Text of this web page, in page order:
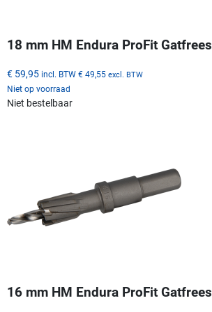
18 mm HM Endura ProFit Gatfrees
€ 59,95 incl. BTW € 49,55 excl. BTW
Niet op voorraad
Niet bestelbaar
16 mm HM Endura ProFit Gatfrees